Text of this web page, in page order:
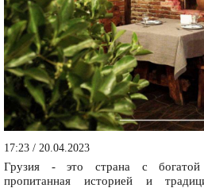
17:23 / 20.04.2023
Грузия - это страна с богатой
пропитанная историей и